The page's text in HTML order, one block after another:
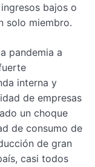
bajos o
solo miembro.
pandemia a
interna y
de empresas
un choque
de consumo de
de gran
casi todos